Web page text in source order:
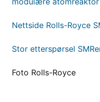
Nettside Rolls-Royce
Stor etterspørsel
Foto Rolls-Royce